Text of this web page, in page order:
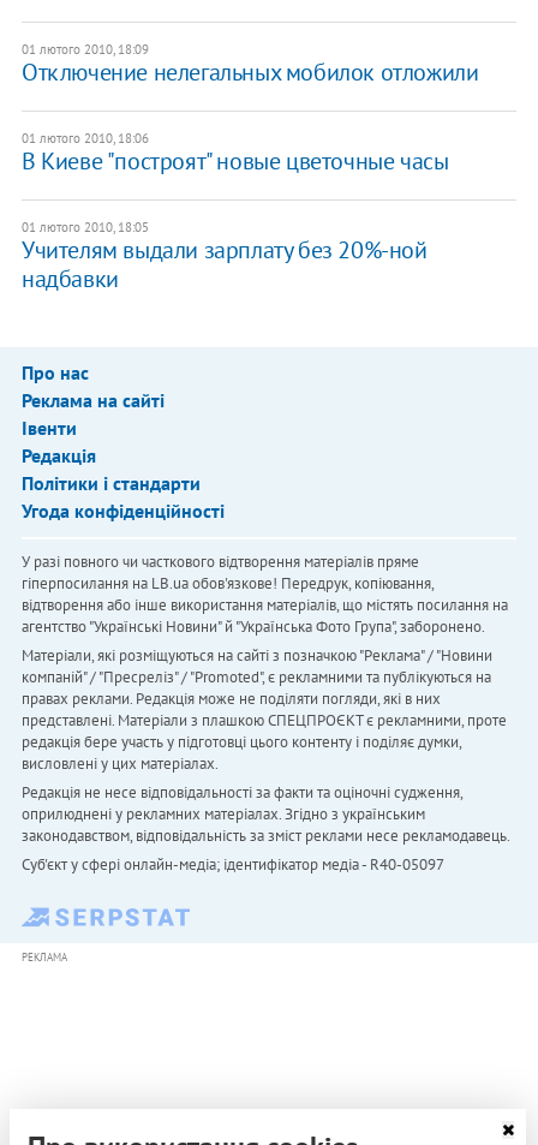
01 лютого 2010, 18:09
Отключение нелегальных мобилок отложили
01 лютого 2010, 18:06
В Киеве "построят" новые цветочные часы
01 лютого 2010, 18:05
Учителям выдали зарплату без 20%-ной
надбавки
Про нас
Реклама на сайті
Івенти
Редакція
Політики і стандарти
Угода конфіденційності
У разі повного чи часткового відтворення матеріалів пряме
гіперпосилання на LB.ua обов'язкове! Передрук, копіювання,
відтворення або інше використання матеріалів, що містять посилання на
агентство "Українськi Новини" й "Українська Фото Група", заборонено.
Матеріали, які розміщуються на сайті з позначкою "Реклама" / "Новини
компаній" / "Пресреліз" / "Promoted", є рекламними та публікуються на
правах реклами. Редакція може не поділяти погляди, які в них
представлені. Матеріали з плашкою СПЕЦПРОЄКТ є рекламними, проте
редакція бере участь у підготовці цього контенту і поділяє думки,
висловлені у цих матеріалах.
Редакція не несе відповідальності за факти та оціночні судження,
оприлюднені у рекламних матеріалах. Згідно з українським
законодавством, відповідальність за зміст реклами несе рекламодавець.
Cуб'єкт у сфері онлайн-медіа; ідентифікатор медіа - R40-05097
РЕКЛАМА